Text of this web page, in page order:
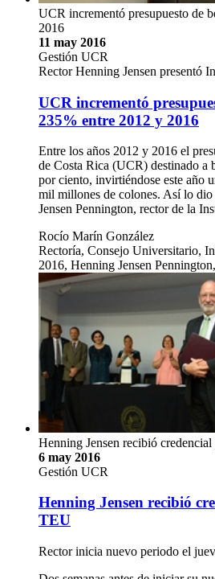
UCR incrementó presupuesto de
2016
11 may 2016
Gestión UCR
Rector Henning Jensen presentó
UCR incrementó
235% entre 2012 y 2016
Entre los años 2012 y 2016 el
de Costa Rica (UCR) destinado a
por ciento, invirtiéndose este año
mil millones de colones. Así lo
Jensen Pennington, rector de la
Rocío Marín González
Rectoría, Consejo Universitario,
2016, Henning Jensen
Henning Jensen recibió
6 may 2016
Gestión UCR
Henning Jensen recibió
TEU
Rector inicia nuevo periodo el